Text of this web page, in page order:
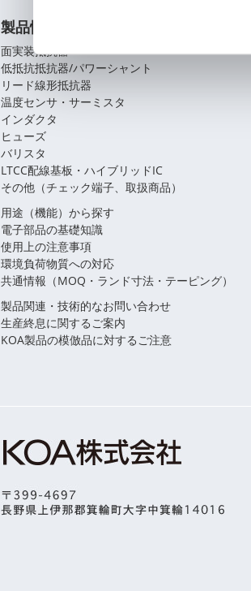
製品情報
面実装抵抗器
低抵抗抵抗器/パワーシャント
リード線形抵抗器
温度センサ・サーミスタ
インダクタ
ヒューズ
バリスタ
LTCC配線基板・ハイブリッドIC
その他（チェック端子、取扱商品）
用途（機能）から探す
電子部品の基礎知識
使用上の注意事項
環境負荷物質への対応
共通情報（MOQ・ランド寸法・テーピング）
製品関連・技術的なお問い合わせ
生産終息に関するご案内
KOA製品の模倣品に対するご注意